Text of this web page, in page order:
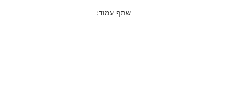
שתף עמוד: